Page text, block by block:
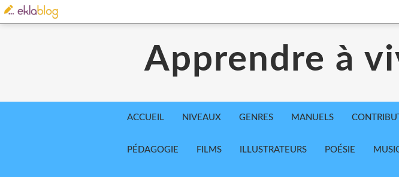
Apprendre à
ACCUEIL NIVEAUX GENRES MANUELS
PÉDAGOGIE FILMS ILLUSTRATEURS POÉSIE